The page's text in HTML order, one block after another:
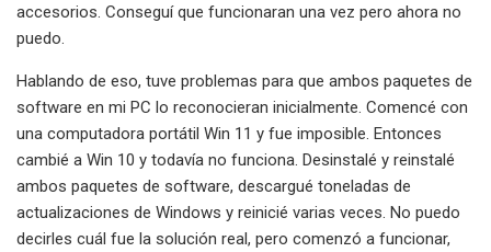
accesorios. Conseguí que funcionaran una vez pero ahora no
puedo.
Hablando de eso, tuve problemas para que ambos paquetes de
software en mi PC lo reconocieran inicialmente. Comencé con
una computadora portátil Win 11 y fue imposible. Entonces
cambié a Win 10 y todavía no funciona. Desinstalé y reinstalé
ambos paquetes de software, descargué toneladas de
actualizaciones de Windows y reinicié varias veces. No puedo
decirles cuál fue la solución real, pero comenzó a funcionar,